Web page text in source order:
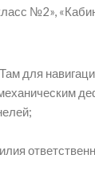
№2»,
для